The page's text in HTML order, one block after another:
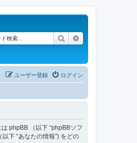
検索
ログイン
ユーザー登録
phpBB （以下 “phpBBソフ
下 “あなたの情報”) をどの